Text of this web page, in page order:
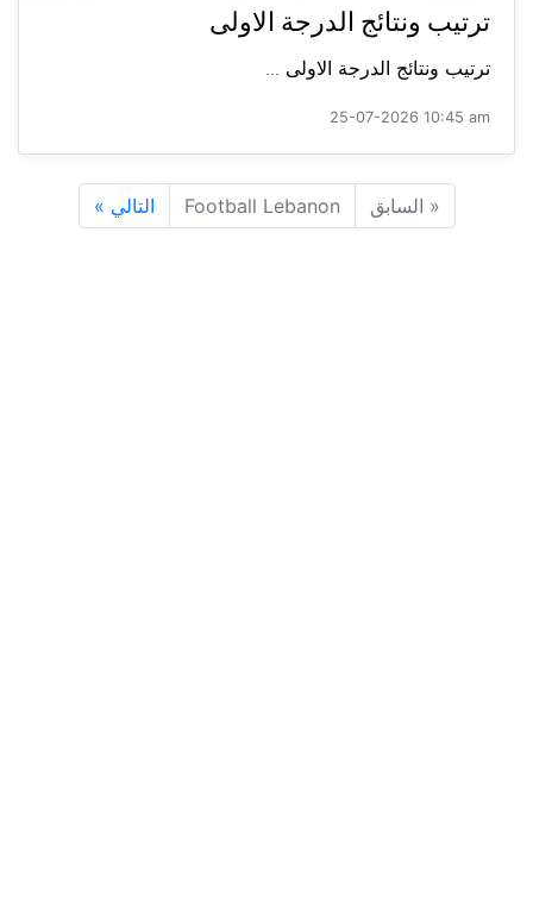
ترتيب ونتائج الدرجة الاولى
ترتيب ونتائج الدرجة الاولى ...
25-07-2026 10:45 am
« السابق Football Lebanon التالي »